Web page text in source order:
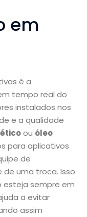
em
é a
tempo real do
instalados nos
e a qualidade
ou óleo
para aplicativos
de
uma troca. Isso
esteja sempre em
a evitar
assim